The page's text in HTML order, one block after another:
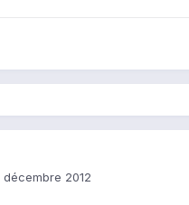
décembre 2012